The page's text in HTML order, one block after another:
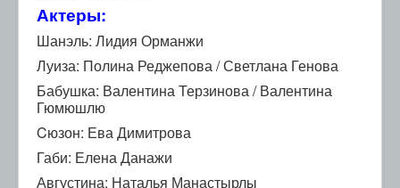
Актеры:
Шанэль: Лидия Орманжи
Луиза: Полина Реджепова / Светлана Генова
Бабушка: Валентина Терзинова / Валентина
Гюмюшлю
Cюзон: Ева Димитрова
Габи: Елена Данажи
Августина: Наталья Манастырлы